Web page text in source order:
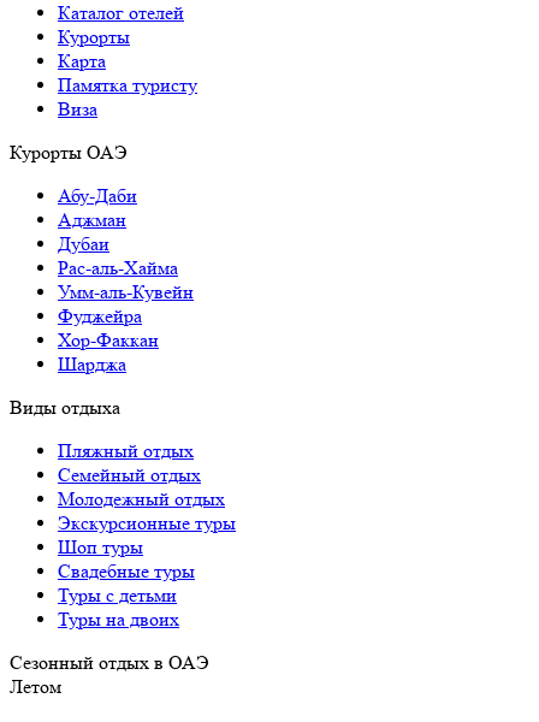
Каталог отелей
Курорты
Карта
Памятка туристу
Виза
Курорты ОАЭ
Абу-Даби
Аджман
Дубаи
Рас-аль-Хайма
Умм-аль-Кувейн
Фуджейра
Хор-Факкан
Шарджа
Виды отдыха
Пляжный отдых
Семейный отдых
Молодежный отдых
Экскурсионные туры
Шоп туры
Свадебные туры
Туры с детьми
Туры на двоих
Сезонный отдых в ОАЭ
Летом